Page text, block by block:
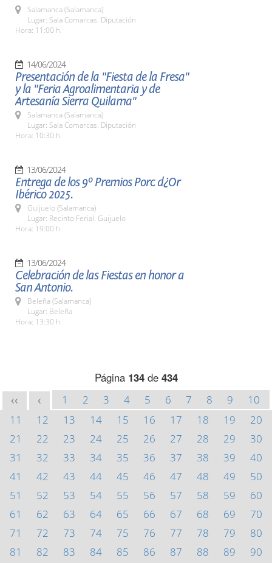
Salamanca (Salamanca)
Lugar: Sala Comarcas. Diputación
Hora: 11:00 h.
14/06/2024
Presentación de la "Fiesta de la Fresa"
y la "Feria Agroalimentaria y de
Artesanía Sierra Quilama"
Salamanca (Salamanca)
Lugar: Sala Comarcas. Diputación
Hora: 10:30 h.
13/06/2024
Entrega de los 9º Premios Porc d¿Or
Ibérico 2025.
Guijuelo (Salamanca)
Lugar: Recinto Ferial. Guijuelo
Hora: 19:00 h.
13/06/2024
Celebración de las Fiestas en honor a
San Antonio.
Beleña (Salamanca)
Lugar: Beleña
Hora: 13:30 h.
Página 134de 434
<< < 1 2 3 4 5 6 7 8 9
10
11
12 13 14 15 16 17 18 19
20
21
22 23 24 25 26 27 28 29
30
31
32 33 34 35 36 37 38 39
40
41
42 43 44 45 46 47 48 49
50
51
52 53 54 55 56 57 58 59
60
61
62 63 64 65 66 67 68 69
70
71
72 73 74 75 76 77 78 79
80
81
82 83 84 85 86 87 88 89
90